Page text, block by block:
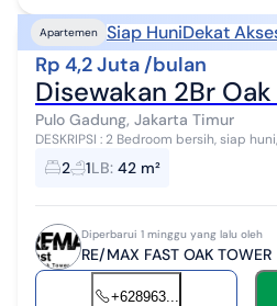
Apartemen Siap HuniDekat
Rp 4,2 Juta /bulan
Disewakan 2Br
Pulo Gadung, Jakarta Timur
DESKRIPSI : 2 Bedroom bersih, siap
lantai 6, view langsung ke Jalan hadap
Cocok untuk And...
2 1LB: 42 m²
Diperbarui 1 minggu yang lalu oleh
RE/MAX FAST OAK TOWER
+628963...